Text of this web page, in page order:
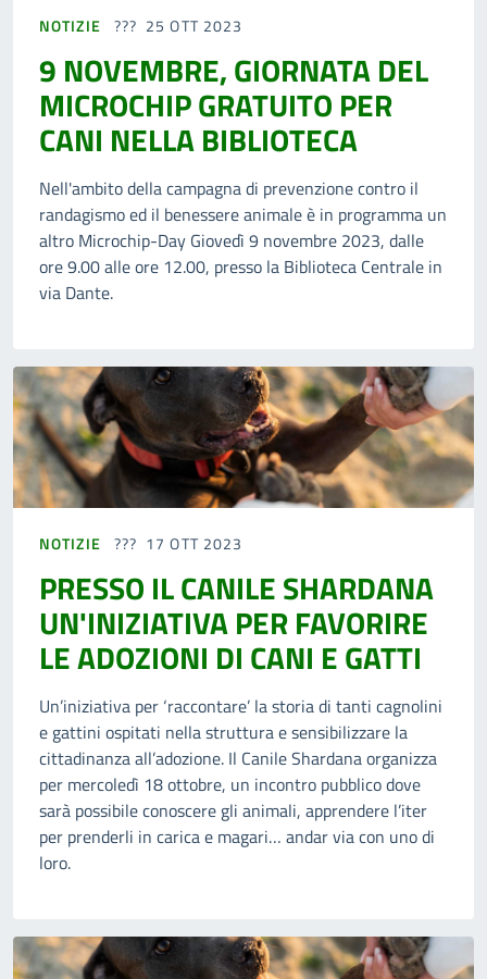
NOTIZIE 25 OTT 2023
9 NOVEMBRE, GIORNATA DEL
MICROCHIP GRATUITO PER
CANI NELLA BIBLIOTECA
Nell'ambito della campagna di prevenzione contro il
randagismo ed il benessere animale è in programma un
altro Microchip-Day Giovedì 9 novembre 2023, dalle
ore 9.00 alle ore 12.00, presso la Biblioteca Centrale in
via Dante.
NOTIZIE 17 OTT 2023
PRESSO IL CANILE SHARDANA
UN'INIZIATIVA PER FAVORIRE
LE ADOZIONI DI CANI E GATTI
Un’iniziativa per ‘raccontare’ la storia di tanti cagnolini
e gattini ospitati nella struttura e sensibilizzare la
cittadinanza all’adozione. Il Canile Shardana organizza
per mercoledì 18 ottobre, un incontro pubblico dove
sarà possibile conoscere gli animali, apprendere l’iter
per prenderli in carica e magari… andar via con uno di
loro.